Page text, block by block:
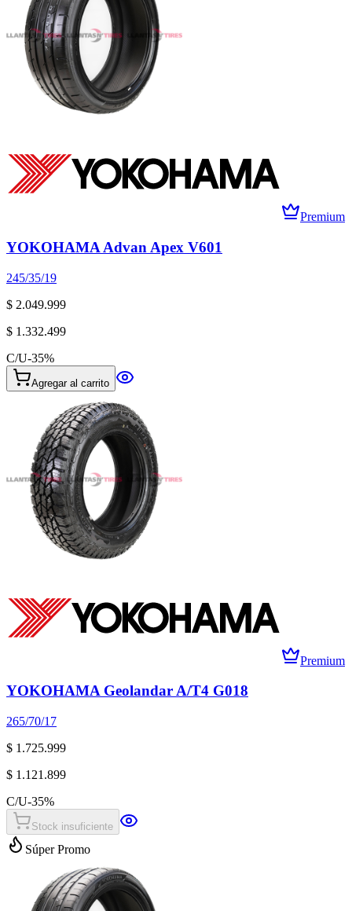
Premium
YOKOHAMA Advan Apex V601
245/35/19
$ 2.049.999
$ 1.332.499
C/U-35%
Agregar al carrito
Premium
YOKOHAMA Geolandar A/T4 G018
265/70/17
$ 1.725.999
$ 1.121.899
C/U-35%
Stock insuficiente
Súper Promo